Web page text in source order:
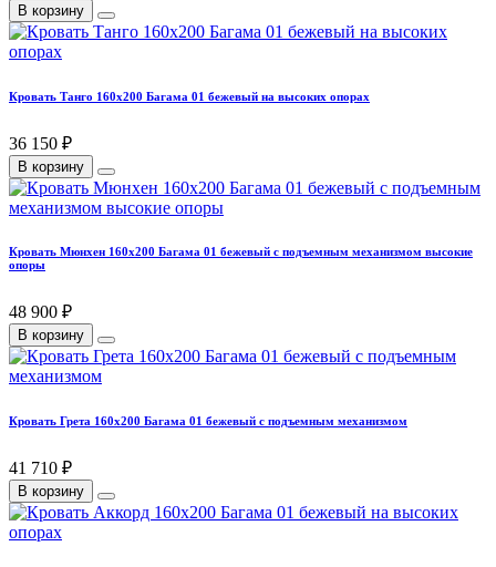
В корзину
Кровать Танго 160х200 Багама 01 бежевый на высоких опорах
36 150 ₽
В корзину
Кровать Мюнхен 160х200 Багама 01 бежевый с подъемным механизмом высокие
опоры
48 900 ₽
В корзину
Кровать Грета 160х200 Багама 01 бежевый с подъемным механизмом
41 710 ₽
В корзину